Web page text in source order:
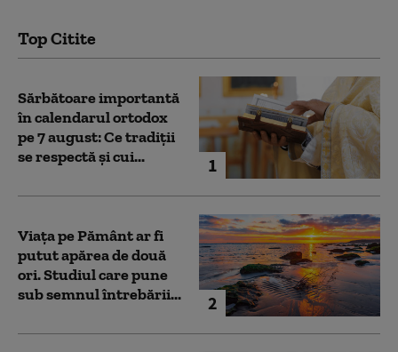
Top Citite
1
Sărbătoare importantă
în calendarul ortodox
pe 7 august: Ce tradiții
se respectă și cui...
2
Viața pe Pământ ar fi
putut apărea de două
ori. Studiul care pune
sub semnul întrebării...